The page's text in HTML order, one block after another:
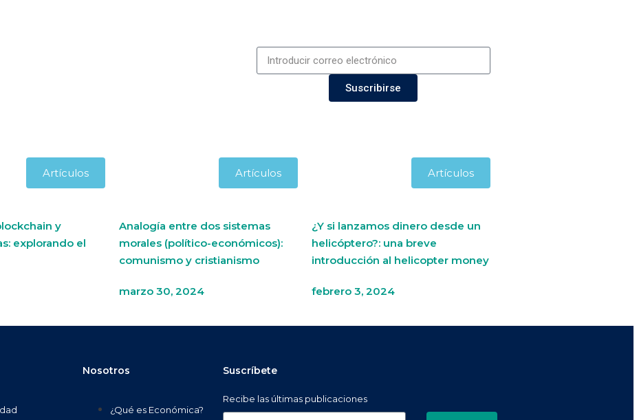
Suscribirse
Artículos
y
explorando el
Artículos
Analogía entre dos sistemas
morales (político-económicos):
comunismo y cristianismo
marzo 30, 2024
Artículos
¿Y si lanzamos dinero desde un
helicóptero?: una breve
introducción al helicopter money
febrero 3, 2024
Nosotros
¿Qué es Económica?
Suscríbete
Recibe las últimas publicaciones